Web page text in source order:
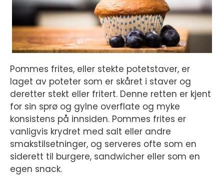
Pommes frites, eller stekte potetstaver, er
laget av poteter som er skåret i staver og
deretter stekt eller fritert. Denne retten er kjent
for sin sprø og gylne overflate og myke
konsistens på innsiden. Pommes frites er
vanligvis krydret med salt eller andre
smakstilsetninger, og serveres ofte som en
siderett til burgere, sandwicher eller som en
egen snack.